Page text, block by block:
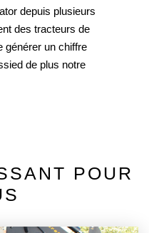
depuis plusieurs
des tracteurs de
générer un chiffre
de plus notre
POUR